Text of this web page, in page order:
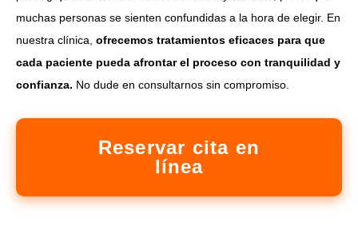
muchas personas se sienten confundidas a la hora de elegir. En
nuestra clínica, ofrecemos tratamientos eficaces para que
cada paciente pueda afrontar el proceso con tranquilidad y
confianza. No dude en consultarnos sin compromiso.
Reservar cita en
línea